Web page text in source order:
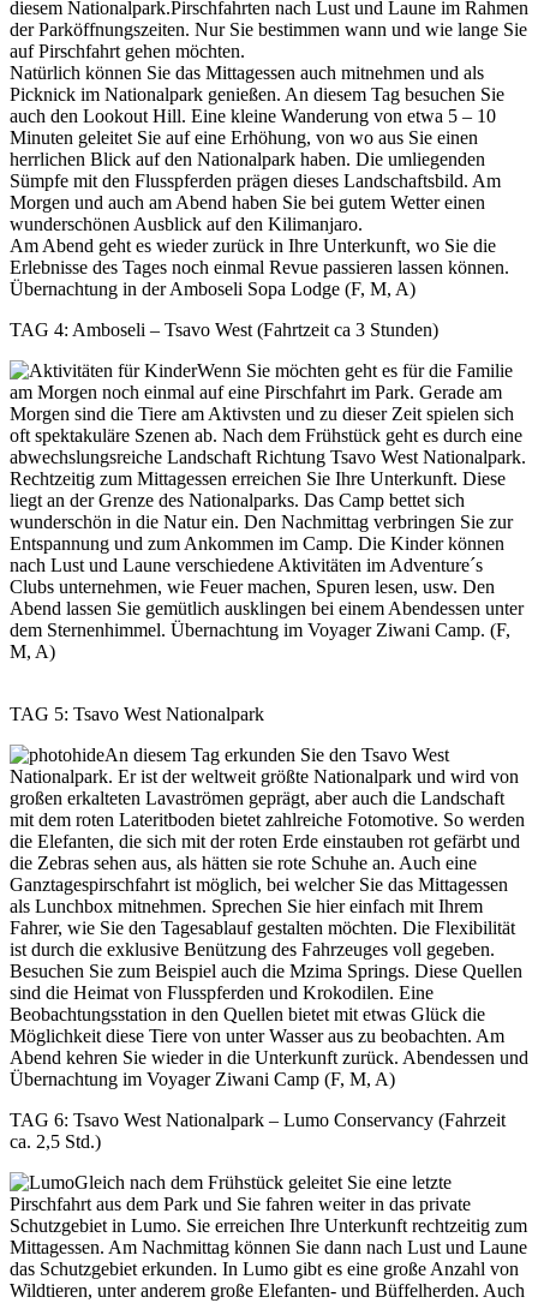
diesem Nationalpark.Pirschfahrten nach Lust und Laune im Rahmen
der Parköffnungszeiten. Nur Sie bestimmen wann und wie lange Sie
auf Pirschfahrt gehen möchten.
Natürlich können Sie das Mittagessen auch mitnehmen und als
Picknick im Nationalpark genießen. An diesem Tag besuchen Sie
auch den Lookout Hill. Eine kleine Wanderung von etwa 5 – 10
Minuten geleitet Sie auf eine Erhöhung, von wo aus Sie einen
herrlichen Blick auf den Nationalpark haben. Die umliegenden
Sümpfe mit den Flusspferden prägen dieses Landschaftsbild. Am
Morgen und auch am Abend haben Sie bei gutem Wetter einen
wunderschönen Ausblick auf den Kilimanjaro.
Am Abend geht es wieder zurück in Ihre Unterkunft, wo Sie die
Erlebnisse des Tages noch einmal Revue passieren lassen können.
Übernachtung in der Amboseli Sopa Lodge (F, M, A)
TAG 4: Amboseli – Tsavo West (Fahrtzeit ca 3 Stunden)
Wenn Sie möchten geht es für die Familie
am Morgen noch einmal auf eine Pirschfahrt im Park. Gerade am
Morgen sind die Tiere am Aktivsten und zu dieser Zeit spielen sich
oft spektakuläre Szenen ab. Nach dem Frühstück geht es durch eine
abwechslungsreiche Landschaft Richtung Tsavo West Nationalpark.
Rechtzeitig zum Mittagessen erreichen Sie Ihre Unterkunft. Diese
liegt an der Grenze des Nationalparks. Das Camp bettet sich
wunderschön in die Natur ein. Den Nachmittag verbringen Sie zur
Entspannung und zum Ankommen im Camp. Die Kinder können
nach Lust und Laune verschiedene Aktivitäten im Adventure´s
Clubs unternehmen, wie Feuer machen, Spuren lesen, usw. Den
Abend lassen Sie gemütlich ausklingen bei einem Abendessen unter
dem Sternenhimmel. Übernachtung im Voyager Ziwani Camp. (F,
M, A)
TAG 5: Tsavo West Nationalpark
An diesem Tag erkunden Sie den Tsavo West
Nationalpark. Er ist der weltweit größte Nationalpark und wird von
großen erkalteten Lavaströmen geprägt, aber auch die Landschaft
mit dem roten Lateritboden bietet zahlreiche Fotomotive. So werden
die Elefanten, die sich mit der roten Erde einstauben rot gefärbt und
die Zebras sehen aus, als hätten sie rote Schuhe an. Auch eine
Ganztagespirschfahrt ist möglich, bei welcher Sie das Mittagessen
als Lunchbox mitnehmen. Sprechen Sie hier einfach mit Ihrem
Fahrer, wie Sie den Tagesablauf gestalten möchten. Die Flexibilität
ist durch die exklusive Benützung des Fahrzeuges voll gegeben.
Besuchen Sie zum Beispiel auch die Mzima Springs. Diese Quellen
sind die Heimat von Flusspferden und Krokodilen. Eine
Beobachtungsstation in den Quellen bietet mit etwas Glück die
Möglichkeit diese Tiere von unter Wasser aus zu beobachten. Am
Abend kehren Sie wieder in die Unterkunft zurück. Abendessen und
Übernachtung im Voyager Ziwani Camp (F, M, A)
TAG 6: Tsavo West Nationalpark – Lumo Conservancy (Fahrzeit
ca. 2,5 Std.)
Gleich nach dem Frühstück geleitet Sie eine letzte
Pirschfahrt aus dem Park und Sie fahren weiter in das private
Schutzgebiet in Lumo. Sie erreichen Ihre Unterkunft rechtzeitig zum
Mittagessen. Am Nachmittag können Sie dann nach Lust und Laune
das Schutzgebiet erkunden. In Lumo gibt es eine große Anzahl von
Wildtieren, unter anderem große Elefanten- und Büffelherden. Auch